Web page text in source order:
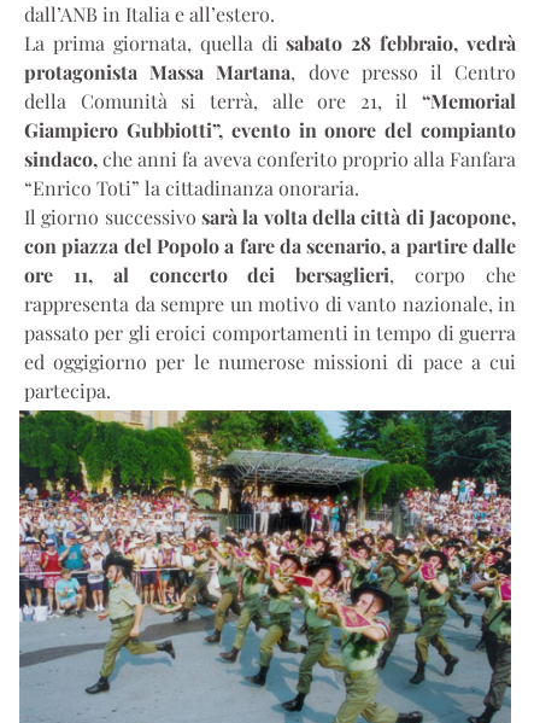
dall’ANB in Italia e all’estero.
La prima giornata, quella di sabato 28 febbraio, vedrà
protagonista Massa Martana, dove presso il Centro
della Comunità si terrà, alle ore 21, il “Memorial
Giampiero Gubbiotti”, evento in onore del compianto
sindaco,che anni fa aveva conferito proprio alla Fanfara
“Enrico Toti” la cittadinanza onoraria.
Il giorno successivo sarà la volta della città di Jacopone,
con piazza del Popolo a fare da scenario, a partire dalle
ore 11, al concerto dei bersaglieri, corpo che
rappresenta da sempre un motivo di vanto nazionale, in
passato per gli eroici comportamenti in tempo di guerra
ed oggigiorno per le numerose missioni di pace a cui
partecipa.